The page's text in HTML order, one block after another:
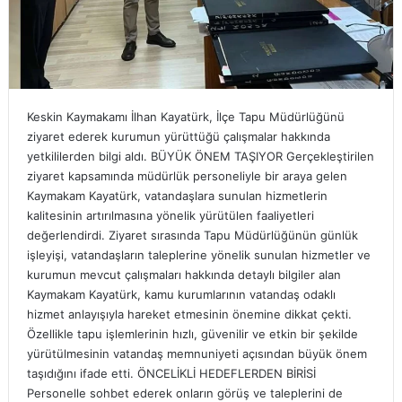
Keskin Kaymakamı İlhan Kayatürk, İlçe Tapu Müdürlüğünü
ziyaret ederek kurumun yürüttüğü çalışmalar hakkında
yetkililerden bilgi aldı. BÜYÜK ÖNEM TAŞIYOR Gerçekleştirilen
ziyaret kapsamında müdürlük personeliyle bir araya gelen
Kaymakam Kayatürk, vatandaşlara sunulan hizmetlerin
kalitesinin artırılmasına yönelik yürütülen faaliyetleri
değerlendirdi. Ziyaret sırasında Tapu Müdürlüğünün günlük
işleyişi, vatandaşların taleplerine yönelik sunulan hizmetler ve
kurumun mevcut çalışmaları hakkında detaylı bilgiler alan
Kaymakam Kayatürk, kamu kurumlarının vatandaş odaklı
hizmet anlayışıyla hareket etmesinin önemine dikkat çekti.
Özellikle tapu işlemlerinin hızlı, güvenilir ve etkin bir şekilde
yürütülmesinin vatandaş memnuniyeti açısından büyük önem
taşıdığını ifade etti. ÖNCELİKLİ HEDEFLERDEN BİRİSİ
Personelle sohbet ederek onların görüş ve taleplerini de